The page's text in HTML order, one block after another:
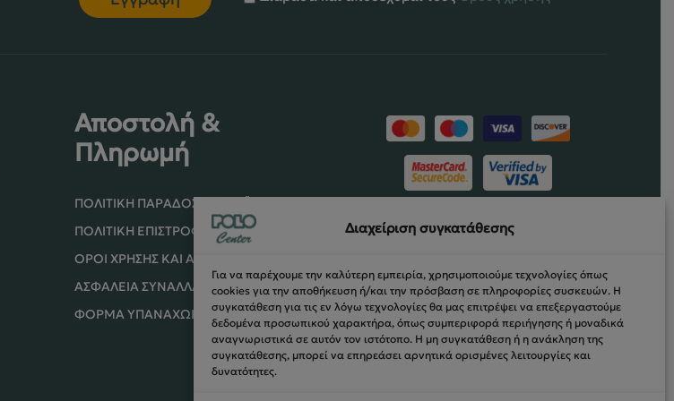
Διαχείριση συγκατάθεσης
Για να παρέχουμε την καλύτερη εμπειρία, χρησιμοποιούμε τεχνολογίες όπως
cookies για την αποθήκευση ή/και την πρόσβαση σε πληροφορίες συσκευών. Η
συγκατάθεση για τις εν λόγω τεχνολογίες θα μας επιτρέψει να επεξεργαστούμε
δεδομένα προσωπικού χαρακτήρα, όπως συμπεριφορά περιήγησης ή μοναδικά
αναγνωριστικά σε αυτόν τον ιστότοπο. Η μη συγκατάθεση ή η ανάκληση της
συγκατάθεσης, μπορεί να επηρεάσει αρνητικά ορισμένες λειτουργίες και
δυνατότητες.
Αποστολή &
Πληρωμή
ΠΟΛΙΤΙΚΉ ΠΑΡΆΔΟΣΗΣ ΠΡΟΪΌΝΤΩΝ
ΠΟΛΙΤΙΚΉ ΕΠΙΣΤΡΟΦΏΝ / ΑΚΥΡΏΣΕΩΝ
ΌΡΟΙ ΧΡΉΣΗΣ ΚΑΙ ΑΣΦΑΛΕΊΑΣ
ΑΣΦΆΛΕΙΑ ΣΥΝΑΛΛΑΓΏΝ
ΦΌΡΜΑ ΥΠΑΝΑΧΏΡΗΣΗΣ